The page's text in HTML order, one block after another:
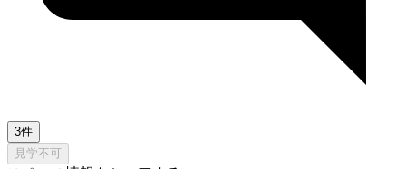
3件
見学不可